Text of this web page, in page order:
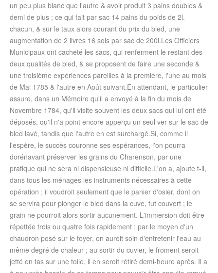
un peu plus blanc que l'autre & avoir produit 3 pains doubles &
demi de plus ; ce qui fait par sac 14 pains du poids de 2l.
chacun, & sur le taux alors courant du prix du bled, une
augmentation de 2 livres 16 sols par sac de 200l.Les Officiers
Municipaux ont cacheté les sacs, qui renferment le restant des
deux qualités de bled, & se proposent de faire une seconde &
une troisième expériences pareilles à la première, l'une au mois
de Mai 1785 & l'autre en Août suivant.En attendant, le particulier
assure, dans un Mémoire qu'il a envoyé à la fin du mois de
Novembre 1784, qu'il visite souvent les deux sacs qui lui ont été
déposés, qu'il n'a point encore apperçu un seul ver sur le sac de
bled lavé, tandis que l'autre en est surchargé.Si, comme il
l'espère, le succès couronne ses espérances, l'on pourra
dorénavant préserver les grains du Charenson, par une
pratique qui ne sera ni dispensieuse ni difficile.L'on a, ajoute t-il,
dans tous les ménages les instruments nécessaires à cette
opération ; il voudroit seulement que le panier d'osier, dont on
se servira pour plonger le bled dans la cuve, fut couvert ; le
grain ne pourroit alors sortir aucunement. L'immersion doit être
répettée trois ou quatre fois rapidement ; par le moyen d'un
chaudron posé sur le foyer, on auroit soin d'entretenir l'eau au
même degré de chaleur ; au sortir du cuvier, le froment seroit
jetté en tas sur une toile, il en seroit rétiré demi-heure après. Il a